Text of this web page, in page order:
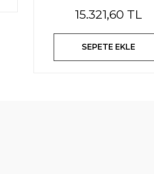
15.321,60 TL
SEPETE EKLE